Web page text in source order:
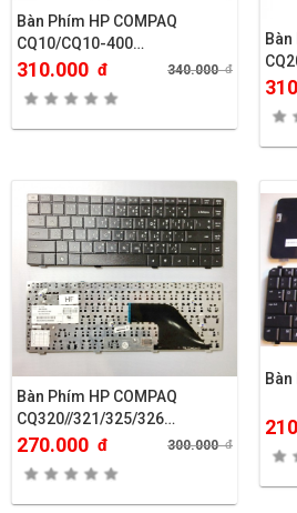
Bàn Phím HP COMPAQ
CQ10/CQ10-400…
310.000 đ 340.000đ
Bàn
Bàn Phím HP COMPAQ
CQ320//321/325/326…
270.000 đ 300.000đ
Bàn